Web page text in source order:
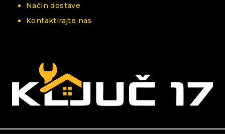
Način dostave
Kontaktirajte nas